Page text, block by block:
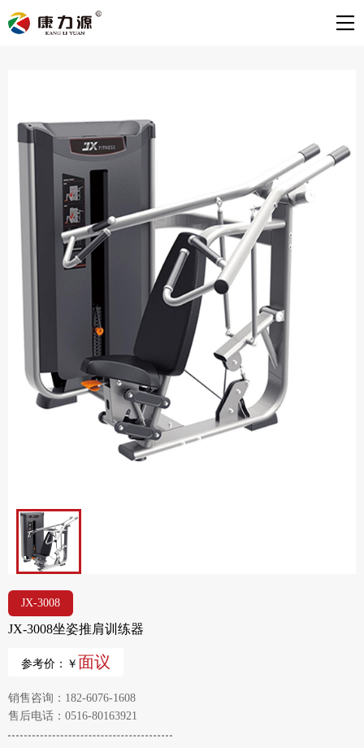
JX-3008
JX-3008坐姿推肩训练器
参考价：￥ 面议
销售咨询：182-6076-1608
售后电话：0516-80163921